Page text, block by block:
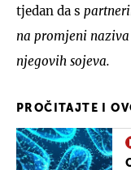
tjedan da s
na promjeni
njegovih sojeva.
PROČITAJTE I